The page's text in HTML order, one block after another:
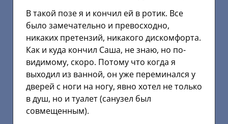
В такой позе я и кончил ей в ротик. Все
было замечательно и превосходно,
никаких претензий, никакого дискомфорта.
Как и куда кончил Саша, не знаю, но по-
видимому, скоро. Потому что когда я
выходил из ванной, он уже переминался у
дверей с ноги на ногу, явно хотел не только
в душ, но и туалет (санузел был
совмещенным).